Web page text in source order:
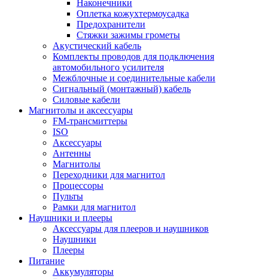
Наконечники
Оплетка кожухтермоусадка
Предохранители
Стяжки зажимы грометы
Акустический кабель
Комплекты проводов для подключения
автомобильного усилителя
Межблочные и соединительные кабели
Сигнальный (монтажный) кабель
Силовые кабели
Магнитолы и аксессуары
FM-трансмиттеры
ISO
Аксессуары
Антенны
Магнитолы
Переходники для магнитол
Процессоры
Пульты
Рамки для магнитол
Наушники и плееры
Аксессуары для плееров и наушников
Наушники
Плееры
Питание
Аккумуляторы